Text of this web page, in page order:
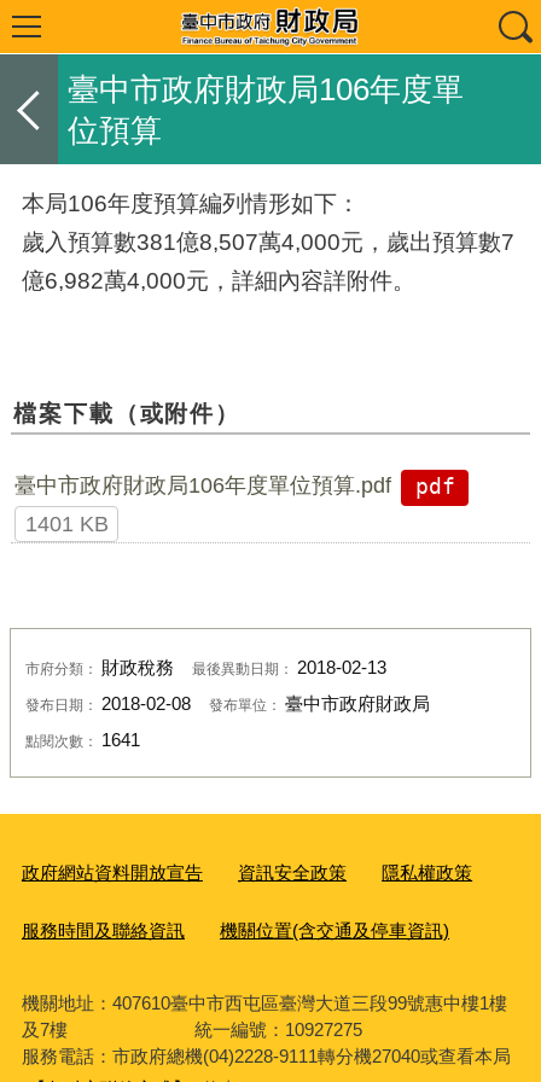
臺中市政府財政局106年度單
位預算
本局106年度預算編列情形如下：
歲入預算數381億8,507萬4,000元，歲出預算數7
億6,982萬4,000元，詳細內容詳附件。
檔案下載（或附件）
臺中市政府財政局106年度單位預算.pdf
pdf
1401 KB
市府分類： 財政稅務 最後異動日期： 2018-02-13
發布日期： 2018-02-08 發布單位： 臺中市政府財政局
點閱次數： 1641
政府網站資料開放宣告 資訊安全政策 隱私權政策
服務時間及聯絡資訊 機關位置(含交通及停車資訊)
機關地址：407610臺中市西屯區臺灣大道三段99號惠中樓1樓
及7樓 統一編號：10927275
服務電話：市政府總機(04)2228-9111轉分機27040或查看本局